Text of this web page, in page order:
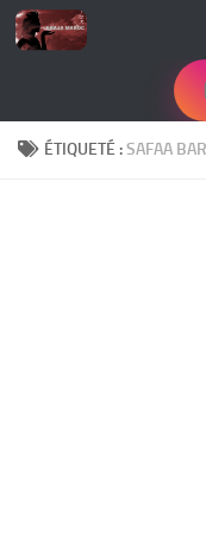
Skip to content
ÉTIQUETÉ :SAFAA